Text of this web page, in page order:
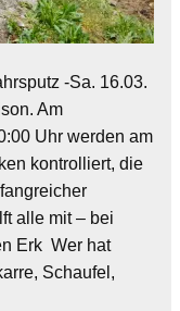
-Sa. 16.03.
Am
Uhr werden am
kontrolliert, die
alle mit – bei
Erk Wer hat
Schaufel,